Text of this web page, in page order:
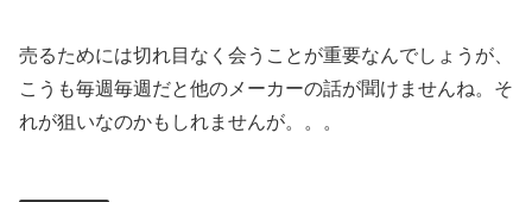
売るためには切れ目なく会うことが重要なんでしょうが、
こうも毎週毎週だと他のメーカーの話が聞けませんね。そ
れが狙いなのかもしれませんが。。。